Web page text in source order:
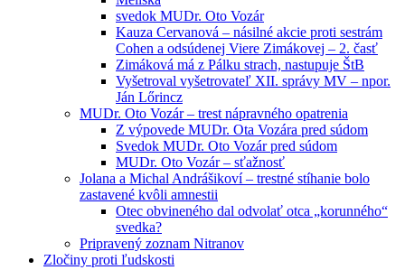
svedok MUDr. Oto Vozár
Kauza Cervanová – násilné akcie proti sestrám
Cohen a odsúdenej Viere Zimákovej – 2. časť
Zimáková má z Pálku strach, nastupuje ŠtB
Vyšetroval vyšetrovateľ XII. správy MV – npor.
Ján Lőrincz
MUDr. Oto Vozár – trest nápravného opatrenia
Z výpovede MUDr. Ota Vozára pred súdom
Svedok MUDr. Oto Vozár pred súdom
MUDr. Oto Vozár – sťažnosť
Jolana a Michal Andrášikoví – trestné stíhanie bolo
zastavené kvôli amnestii
Otec obvineného dal odvolať otca „korunného“
svedka?
Pripravený zoznam Nitranov
Zločiny proti ľudskosti